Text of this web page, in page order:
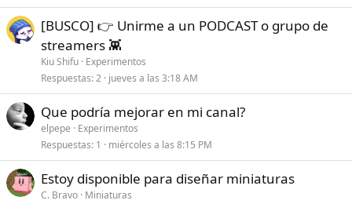
[BUSCO] 👉 Unirme a un PODCAST o grupo de
streamers 👾
Kiu Shifu Experimentos
Respuestas 2 jueves a las 3:18 AM
Que podría mejorar en mi canal?
elpepe
Experimentos
Respuestas 1 miércoles a las 8:15 PM
Estoy disponible para diseñar miniaturas
C. Bravo Miniaturas